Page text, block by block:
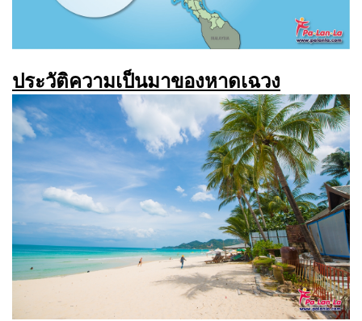
ประวัติความเป็นมาของหาดเฉวง